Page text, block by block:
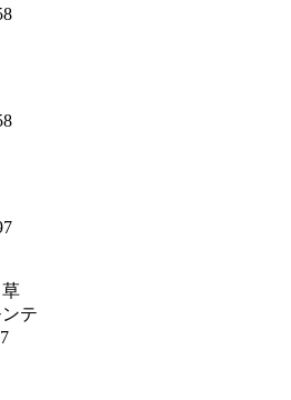
テ